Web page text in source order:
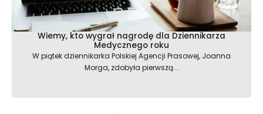
Wiemy, kto wygrał nagrodę dla Dziennikarza
Medycznego roku
W piątek dziennikarka Polskiej Agencji Prasowej, Joanna
Morga, zdobyła pierwszą...